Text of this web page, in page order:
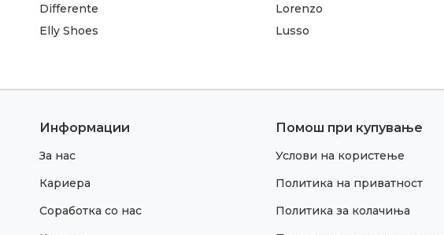
Differente
Elly Shoes
Lorenzo
Lusso
Информации
За нас
Кариера
Соработка со нас
Помош при купување
Услови на користење
Политика на приватност
Политика за колачиња